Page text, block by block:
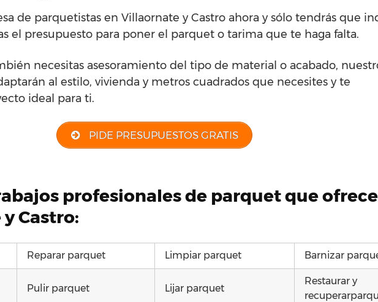
de parquetistas en Villaornate y Castro ahora y sólo tendrás que
el presupuesto para poner el parquet o tarima que te haga falta.
necesitas asesoramiento del tipo de material o acabado,
al estilo, vivienda y metros cuadrados que necesites y te
ideal para ti.
PIDE PRESUPUESTOS GRATIS
profesionales de parquet que
Castro:
Reparar parquet Limpiar parquet Barnizar
Pulir parquet Lijar parquet
Restaurar y